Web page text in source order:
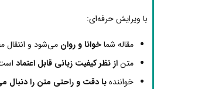
با ویرایش حرفه‌ای:
مقاله شماخوانا و روان می‌شود و انتقال
متناز نظر کیفیت زبانی قابل اعتماد
خوانندهبا دقت و راحتی متن را دنبال